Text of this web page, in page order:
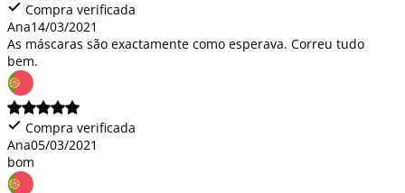
Compra verificada
Ana14/03/2021
As máscaras são exactamente como esperava. Correu tudo
bem.
Compra verificada
Ana05/03/2021
bom